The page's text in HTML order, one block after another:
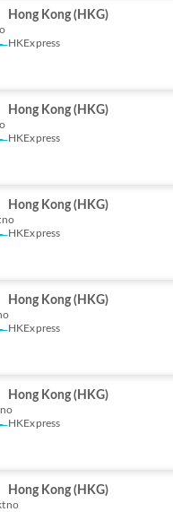
Hong Kong (HKG)
HKExpress
Hong Kong (HKG)
HKExpress
Hong Kong (HKG)
HKExpress
Hong Kong (HKG)
HKExpress
Hong Kong (HKG)
HKExpress
Hong Kong (HKG)